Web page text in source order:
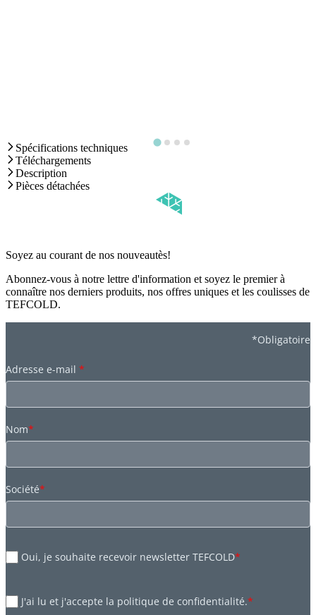
Spécifications techniques
Téléchargements
Description
Pièces détachées
Soyez au courant de nos nouveautès!
Abonnez-vous à notre lettre d'information et soyez le premier à
connaître nos derniers produits, nos offres uniques et les coulisses de
TEFCOLD.
*Obligatoire
Adresse e-mail *
Nom*
Société*
Oui, je souhaite recevoir newsletter TEFCOLD*
J'ai lu et j'accepte la politique de confidentialité.*